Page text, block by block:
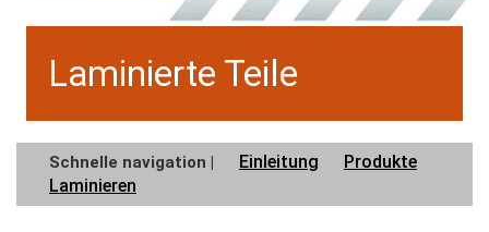
Laminierte Teile
Schnelle navigation | Einleitung
Produkte
Laminieren